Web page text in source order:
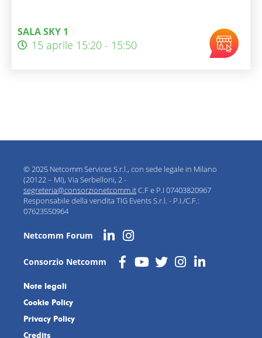
SALA SKY 1
15 aprile 15:20 - 15:50
© 2025 Netcomm Services S.r.l., con sede legale in Milano
(20122 – MI), Via Serbelloni, 2 -
segreteria@consorzionetcomm.itC.F e P.I 07403820967
Responsabile della vendita TIG Events S.r.l. - P.I./C.F.:
07623550964
Netcomm Forum
Consorzio Netcomm
Note legali
Cookie Policy
Privacy Policy
Credits